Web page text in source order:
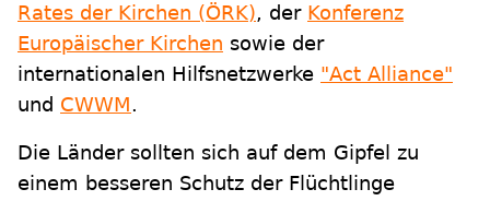
Rates der Kirchen (ÖRK), der Konferenz
Europäischer Kirchen sowie der
internationalen Hilfsnetzwerke "Act Alliance"
und CWWM.
Die Länder sollten sich auf dem Gipfel zu
einem besseren Schutz der Flüchtlinge